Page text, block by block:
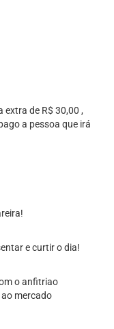
extra de R$ 30,00 ,
a pessoa que irá
e curtir o dia!
o anfitriao
mercado